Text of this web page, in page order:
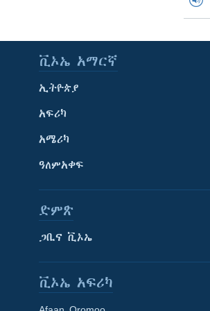
ቪኦኤ አማርኛ
ኢትዮጵያ
አፍሪካ
አሜሪካ
ዓለምአቀፍ
ድምጽ
ጋቢና ቪኦኤ
ቪኦኤ አፍሪካ